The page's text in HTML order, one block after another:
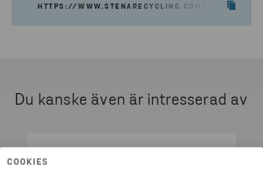
COOKIES
HTTPS://WWW.STENARECYCLING.COM/SV/VART-
Du kanske även är intresserad av